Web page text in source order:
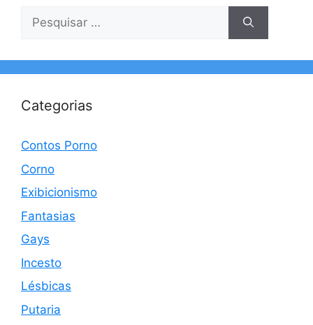
Pesquisar
Categorias
Contos Porno
Corno
Exibicionismo
Fantasias
Gays
Incesto
Lésbicas
Putaria